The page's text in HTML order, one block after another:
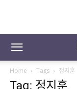
Home Tags 정지훈
Tag: 정지훈